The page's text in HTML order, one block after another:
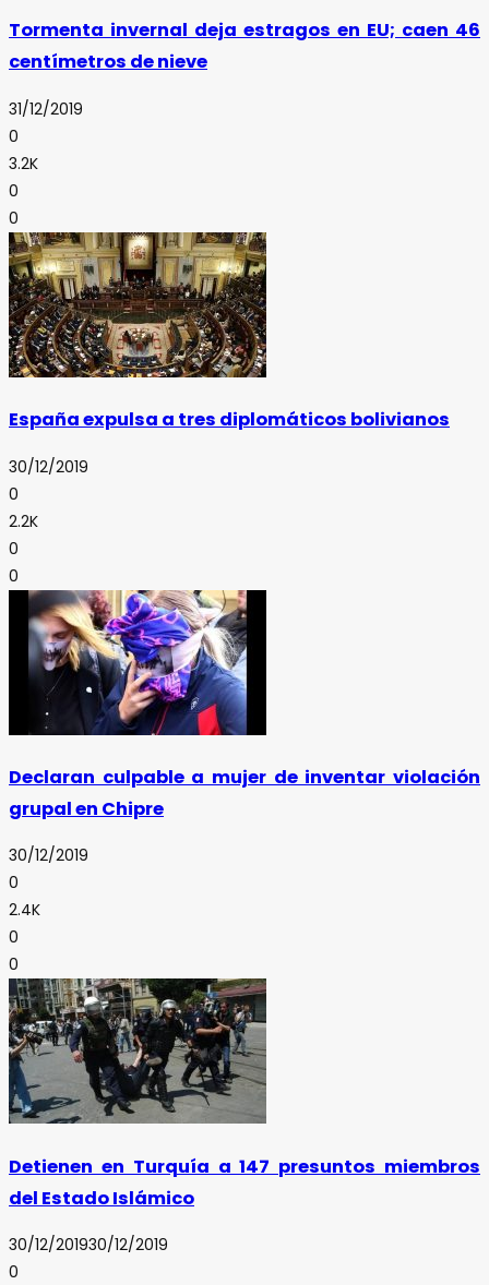
Tormenta invernal deja estragos en EU; caen 46
centímetros de nieve
31/12/2019
0
3.2K
0
0
España expulsa a tres diplomáticos bolivianos
30/12/2019
0
2.2K
0
0
Declaran culpable a mujer de inventar violación
grupal en Chipre
30/12/2019
0
2.4K
0
0
Detienen en Turquía a 147 presuntos miembros
del Estado Islámico
30/12/201930/12/2019
0